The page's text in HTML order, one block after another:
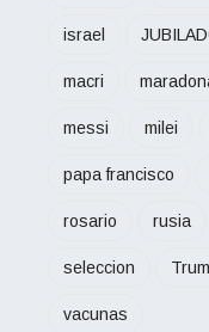
israel
macri
messi milei
papa francisco
rosario rusia
seleccion
vacunas